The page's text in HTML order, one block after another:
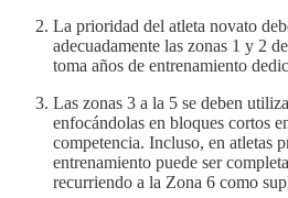
La prioridad del atleta novato
adecuadamente las zonas 1 y 2
toma años de entrenamiento
Las zonas 3 a la 5 se deben
enfocándolas en bloques cortos
competencia. Incluso, en atletas
entrenamiento puede ser
recurriendo a la Zona 6 como